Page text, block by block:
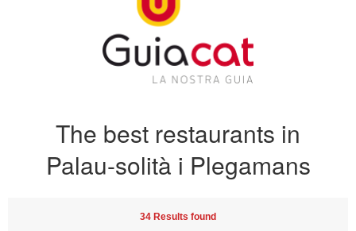
The best restaurants in
Palau-solità i Plegamans
34 Results found